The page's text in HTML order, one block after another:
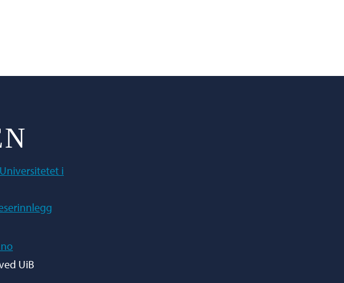
Universitetet i
UiB